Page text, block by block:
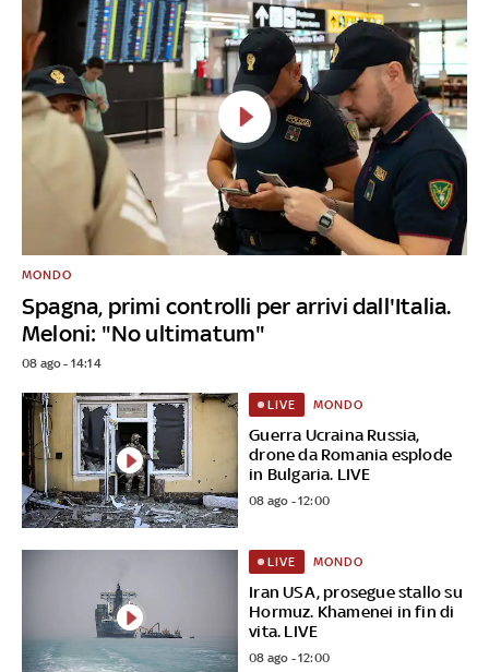
Spagna, primi controlli per arrivi dall'Italia.
Meloni: "No ultimatum"
MONDO
08 ago - 14:14
Guerra Ucraina Russia,
drone da Romania esplode
in Bulgaria. LIVE
LIVE MONDO
08 ago - 12:00
Iran USA, prosegue stallo su
Hormuz. Khamenei in fin di
vita. LIVE
LIVE MONDO
08 ago - 12:00